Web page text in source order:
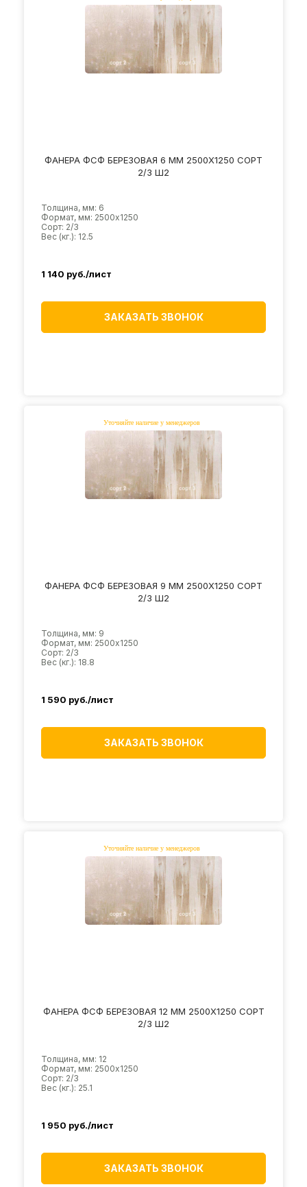
ФАНЕРА ФСФ БЕРЕЗОВАЯ 6 ММ 2500Х1250 СОРТ
2/3 Ш2
Толщина, мм: 6
Формат, мм: 2500х1250
Сорт: 2/3
Вес (кг.): 12.5
1 140 руб./лист
ЗАКАЗАТЬ ЗВОНОК
ФАНЕРА ФСФ БЕРЕЗОВАЯ 9 ММ 2500Х1250 СОРТ
2/3 Ш2
Толщина, мм: 9
Формат, мм: 2500х1250
Сорт: 2/3
Вес (кг.): 18.8
1 590 руб./лист
ЗАКАЗАТЬ ЗВОНОК
ФАНЕРА ФСФ БЕРЕЗОВАЯ 12 ММ 2500Х1250 СОРТ
2/3 Ш2
Толщина, мм: 12
Формат, мм: 2500х1250
Сорт: 2/3
Вес (кг.): 25.1
1 950 руб./лист
ЗАКАЗАТЬ ЗВОНОК